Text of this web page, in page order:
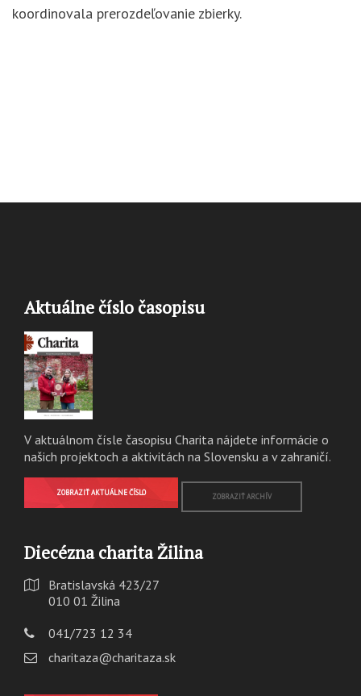
koordinovala prerozdeľovanie zbierky.
Aktuálne číslo časopisu
V aktuálnom čísle časopisu Charita nájdete informácie o
našich projektoch a aktivitách na Slovensku a v zahraničí.
ZOBRAZIŤ AKTUÁLNE ČÍSLO ZOBRAZIŤ ARCHÍV
Diecézna charita Žilina
Bratislavská 423/27
010 01 Žilina
041/723 12 34
charitaza@charitaza.sk